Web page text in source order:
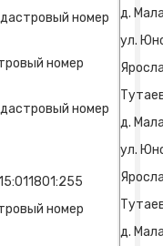
номер
номер
номер
номер
д.
ул.
д.
ул.
д.